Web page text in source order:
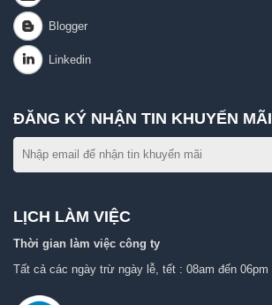
ĐĂNG KÝ NHẬN TIN KHUYẾN MÃI
LỊCH LÀM VIỆC
Thời gian làm việc công ty
Tất cả các ngày trừ ngày lễ, tết : 08am đến 06pm